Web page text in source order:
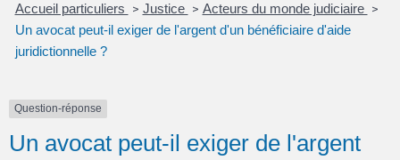
Accueil particuliers > Justice > Acteurs du monde judiciaire >
Un avocat peut-il exiger de l'argent d'un bénéficiaire d'aide
juridictionnelle ?
Question-réponse
Un avocat peut-il exiger de l'argent